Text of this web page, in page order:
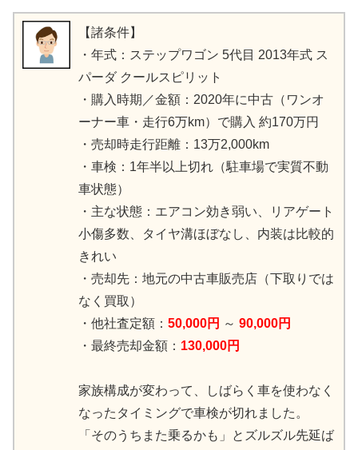
【諸条件】
・年式：ステップワゴン 5代目 2013年式 ス
パーダ クールスピリット
・購入時期／金額：2020年に中古（ワンオ
ーナー車・走行6万km）で購入 約170万円
・売却時走行距離：13万2,000km
・車検：1年半以上切れ（駐車場で実質不動
車状態）
・主な状態：エアコン効き弱い、リアゲート
小傷多数、タイヤ溝ほぼなし、内装は比較的
きれい
・売却先：地元の中古車販売店（下取りでは
なく買取）
・他社査定額： 50,000円 ～ 90,000円
・最終売却金額： 130,000円
家族構成が変わって、しばらく車を使わなく
なったタイミングで車検が切れました。
「そのうちまた乗るかも」とズルズル先延ば